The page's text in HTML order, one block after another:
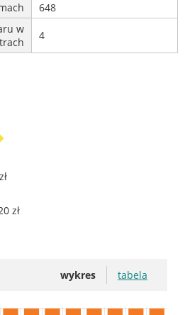
648
w
4
zł
wykres tabela